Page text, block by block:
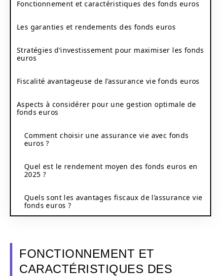
Fonctionnement et caractéristiques des fonds euros
Les garanties et rendements des fonds euros
Stratégies d’investissement pour maximiser les fonds
euros
Fiscalité avantageuse de l’assurance vie fonds euros
Aspects à considérer pour une gestion optimale de
fonds euros
Comment choisir une assurance vie avec fonds
euros ?
Quel est le rendement moyen des fonds euros en
2025 ?
Quels sont les avantages fiscaux de l’assurance vie
fonds euros ?
FONCTIONNEMENT ET
CARACTÉRISTIQUES DES